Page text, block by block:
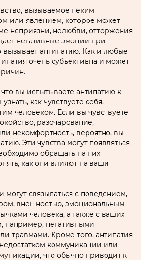
вызываемое неким
или явлением, которое может
неприязни, нелюбви, отторжения
негативные эмоции при
вызывает антипатию. Как и любые
очень субъективна и может
вы испытываете антипатию к
как чувствуете себя,
человеком. Если вы чувствуете
разочарование,
некомфортность, вероятно, вы
Эти чувства могут появляться
обращать на них
как они влияют на ваши
могут связываться с поведением,
внешностью, эмоциональным
человека, а также с ваших
например, негативными
травмами. Кроме того, антипатия
коммуникации или
что обычно приводит к